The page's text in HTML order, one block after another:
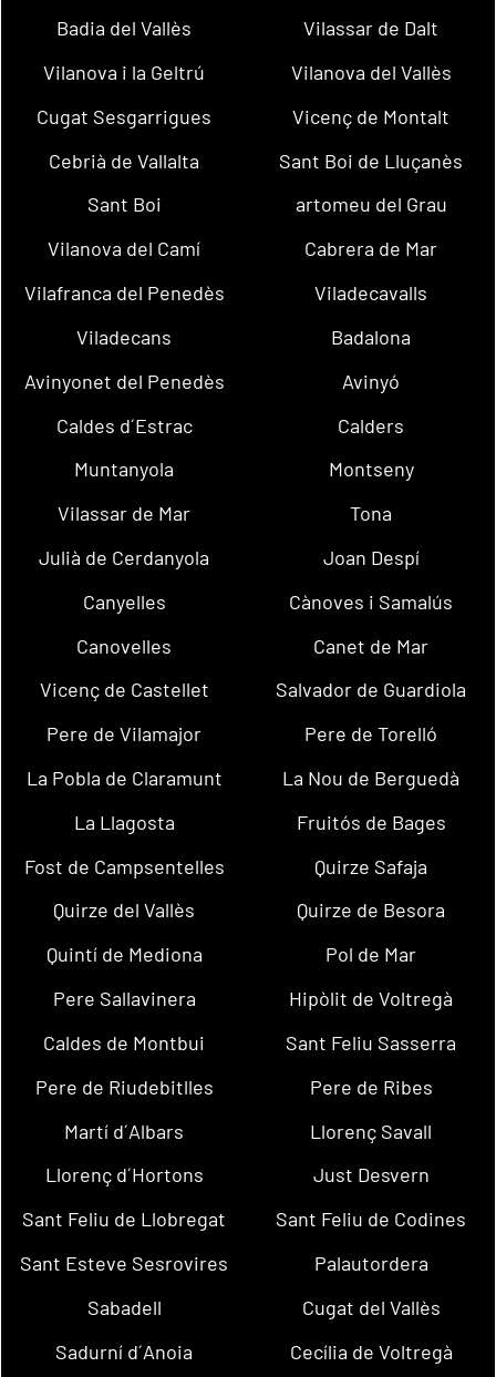
Badia del Vallès
Vilassar de Dalt
Vilanova i la Geltrú
Vilanova del Vallès
Cugat Sesgarrigues
Vicenç de Montalt
Cebrià de Vallalta
Sant Boi de Lluçanès
Sant Boi
artomeu del Grau
Vilanova del Camí
Cabrera de Mar
Vilafranca del Penedès
Viladecavalls
Viladecans
Badalona
Avinyonet del Penedès
Avinyó
Caldes d´Estrac
Calders
Muntanyola
Montseny
Vilassar de Mar
Tona
Julià de Cerdanyola
Joan Despí
Canyelles
Cànoves i Samalús
Canovelles
Canet de Mar
Vicenç de Castellet
Salvador de Guardiola
Pere de Vilamajor
Pere de Torelló
La Pobla de Claramunt
La Nou de Berguedà
La Llagosta
Fruitós de Bages
Fost de Campsentelles
Quirze Safaja
Quirze del Vallès
Quirze de Besora
Quintí de Mediona
Pol de Mar
Pere Sallavinera
Hipòlit de Voltregà
Caldes de Montbui
Sant Feliu Sasserra
Pere de Riudebitlles
Pere de Ribes
Martí d´Albars
Llorenç Savall
Llorenç d´Hortons
Just Desvern
Sant Feliu de Llobregat
Sant Feliu de Codines
Sant Esteve Sesrovires
Palautordera
Sabadell
Cugat del Vallès
Sadurní d´Anoia
Cecília de Voltregà